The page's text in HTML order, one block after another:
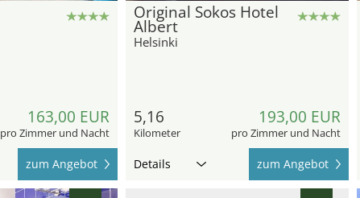
163,00 EUR
pro Zimmer und Nacht
zum Angebot
Original Sokos Hotel
Albert
Helsinki
5,16
Kilometer
193,00 EUR
pro Zimmer und Nacht
Details zum Angebot